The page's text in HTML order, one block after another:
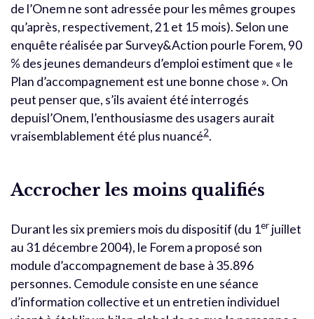
de l’Onem ne sont adressée pour les mêmes groupes
qu’après, respectivement, 21 et 15 mois). Selon une
enquête réalisée par Survey&Action pourle Forem, 90
% des jeunes demandeurs d’emploi estiment que « le
Plan d’accompagnement est une bonne chose ». On
peut penser que, s’ils avaient été interrogés
depuisl’Onem, l’enthousiasme des usagers aurait
vraisemblablement été plus nuancé2.
Accrocher les moins qualifiés
Durant les six premiers mois du dispositif (du 1er juillet
au 31 décembre 2004), le Forem a proposé son
module d’accompagnement de base à 35.896
personnes. Cemodule consiste en une séance
d’information collective et un entretien individuel